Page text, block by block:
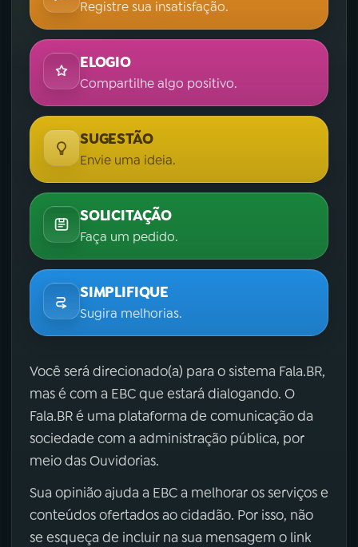
Registre sua insatisfação.
ELOGIO
Compartilhe algo positivo.
SUGESTÃO
Envie uma ideia.
SOLICITAÇÃO
Faça um pedido.
SIMPLIFIQUE
Sugira melhorias.
Você será direcionado(a) para o sistema Fala.BR,
mas é com a EBC que estará dialogando. O
Fala.BR é uma plataforma de comunicação da
sociedade com a administração pública, por
meio das Ouvidorias.
Sua opinião ajuda a EBC a melhorar os serviços e
conteúdos ofertados ao cidadão. Por isso, não
se esqueça de incluir na sua mensagem o link